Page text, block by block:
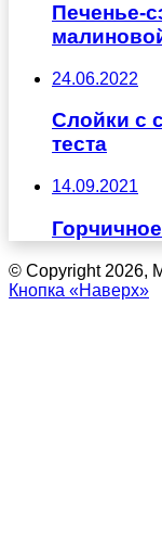
Печенье-
24.06.2022
Слойки с
теста
14.09.2021
© Copyright 2026,
Кнопка «Наверх»